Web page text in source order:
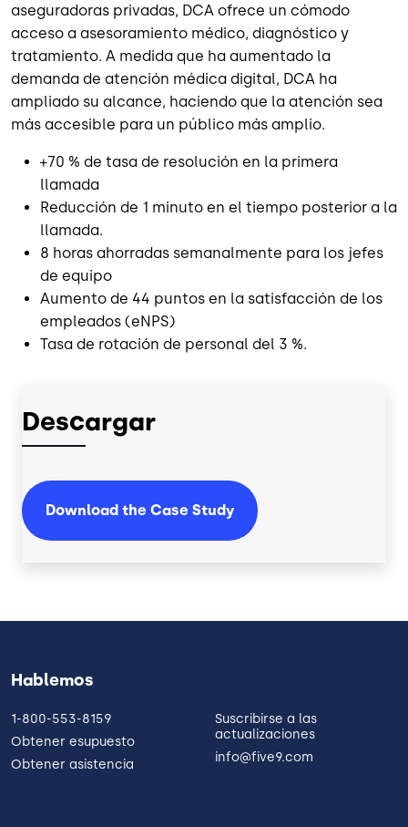
aseguradoras privadas, DCA ofrece un cómodo
acceso a asesoramiento médico, diagnóstico y
tratamiento. A medida que ha aumentado la
demanda de atención médica digital, DCA ha
ampliado su alcance, haciendo que la atención sea
más accesible para un público más amplio.
+70 % de tasa de resolución en la primera
llamada
Reducción de 1 minuto en el tiempo posterior a la
llamada.
8 horas ahorradas semanalmente para los jefes
de equipo
Aumento de 44 puntos en la satisfacción de los
empleados (eNPS)
Tasa de rotación de personal del 3 %.
Descargar
Download the Case Study
Hablemos
1-800-553-8159
Obtener esupuesto
Obtener asistencia
Suscribirse a las
actualizaciones
info@five9.com